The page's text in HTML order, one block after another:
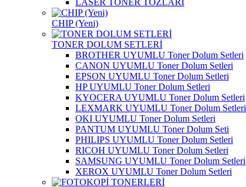
LASER TONER TOZLARI
CHIP (Yeni)
TONER DOLUM SETLERİ
BROTHER UYUMLU Toner Dolum Setleri
CANON UYUMLU Toner Dolum Setleri
EPSON UYUMLU Toner Dolum Setleri
HP UYUMLU Toner Dolum Setleri
KYOCERA UYUMLU Toner Dolum Setleri
LEXMARK UYUMLU Toner Dolum Setleri
OKI UYUMLU Toner Dolum Setleri
PANTUM UYUMLU Toner Dolum Seti
PHILIPS UYUMLU Toner Dolum Setleri
RICOH UYUMLU Toner Dolum Setleri
SAMSUNG UYUMLU Toner Dolum Setleri
XEROX UYUMLU Toner Dolum Setleri